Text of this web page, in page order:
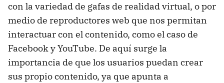
con la variedad de gafas de realidad virtual, o por
medio de reproductores web que nos permitan
interactuar con el contenido, como el caso de
Facebook y YouTube. De aquí surge la
importancia de que los usuarios puedan crear
sus propio contenido, ya que apunta a